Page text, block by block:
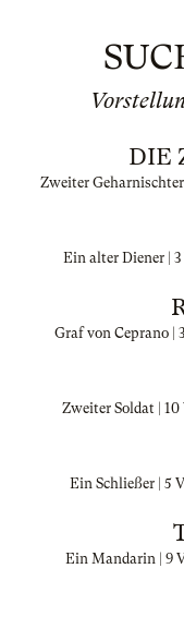
DIE
Zweiter Geharnischter
Ein alter Diener | 3
Graf von Ceprano |
Zweiter Soldat | 10
Ein Schließer | 5
Ein Mandarin | 9